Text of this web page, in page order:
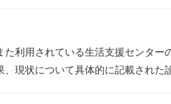
利用されている生活支援センタ
現状について具体的に記載された